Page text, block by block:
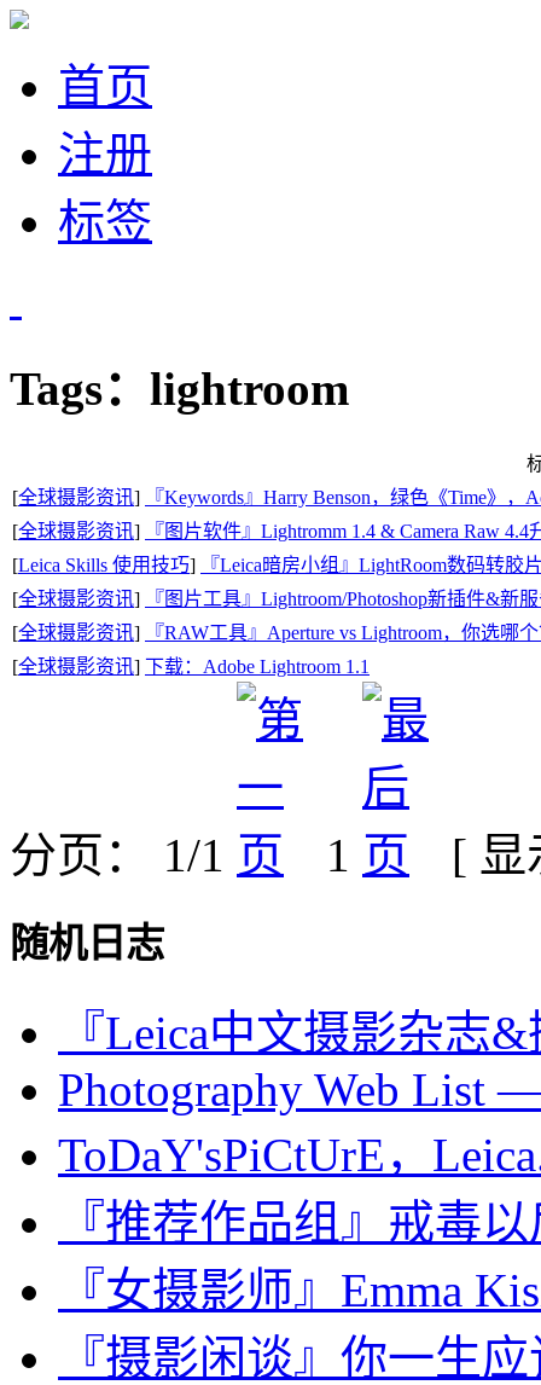
首页
注册
标签
Tags：lightroom
[全球摄影资讯]
『Keywords』Harry Benson，绿色《Time》，
[全球摄影资讯]
『图片软件』Lightromm 1.4 & Camera Raw 4.4
[Leica Skills 使用技巧]
『Leica暗房小组』LightRoom数码转胶
[全球摄影资讯]
『图片工具』Lightroom/Photoshop新插件&新
[全球摄影资讯]
『RAW工具』Aperture vs Lightroom，你选哪
[全球摄影资讯] 下载：Adobe Lightroom 1.1
分页： 1/1 1 [
随机日志
『Leica中文摄影杂志
Photography Web List
ToDaY'sPiCtUrE，
『推荐作品组』戒毒
『女摄影师』Emma
『摄影闲谈』你一生